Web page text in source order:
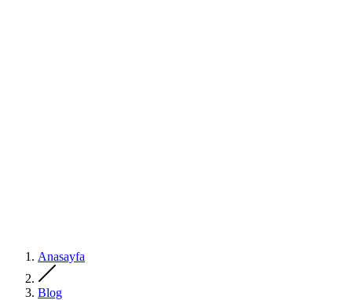
Anasayfa
Blog